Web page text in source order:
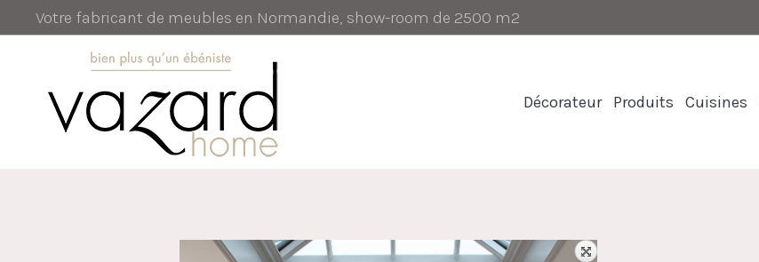
Votre fabricant de meubles en Normandie, show-room de 2500 m2
Décorateur Produits Cuisines